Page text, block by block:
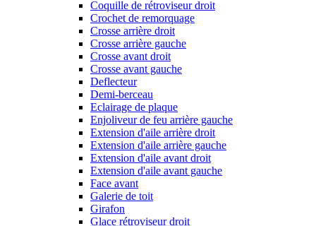
Coquille de rétroviseur droit
Crochet de remorquage
Crosse arrière droit
Crosse arrière gauche
Crosse avant droit
Crosse avant gauche
Deflecteur
Demi-berceau
Eclairage de plaque
Enjoliveur de feu arrière gauche
Extension d'aile arrière droit
Extension d'aile arrière gauche
Extension d'aile avant droit
Extension d'aile avant gauche
Face avant
Galerie de toit
Girafon
Glace rétroviseur droit